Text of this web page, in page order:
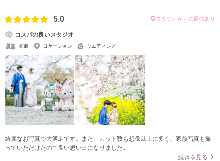
5.0 スタジオからの返信あり
コスパの良いスタジオ
和装 ロケーション ウエディング
綺麗なお写真で大満足です。また、カット数も想像以上に多く、家族写真も撮
っていただけたので良い思い出になりました。
続きを見る